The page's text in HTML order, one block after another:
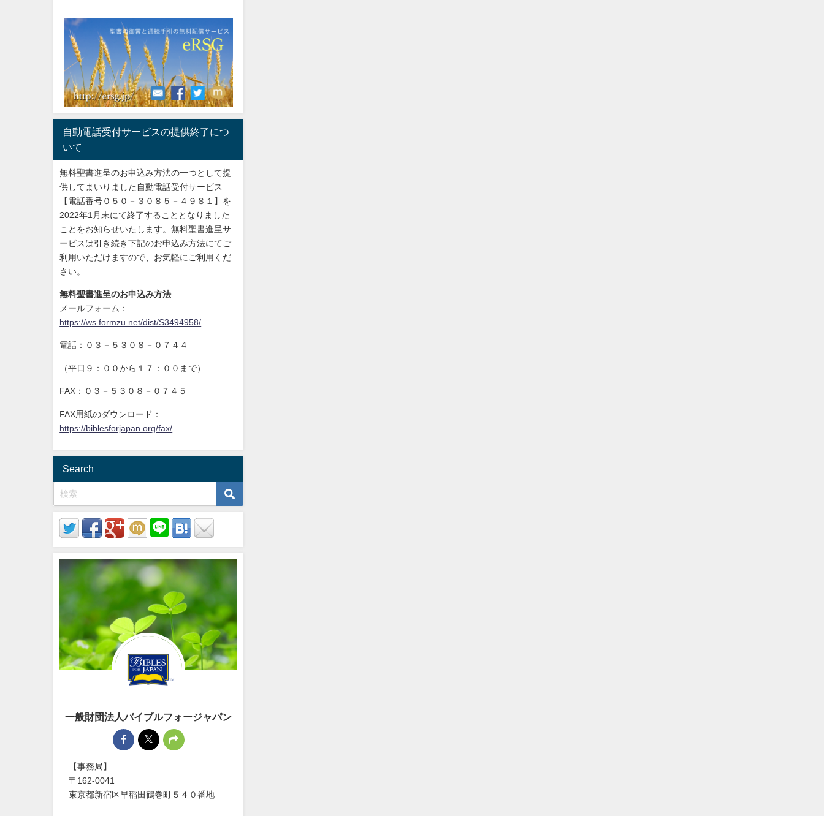
自動電話受付サービスの提供終了につ
いて
無料聖書進呈のお申込み方法の一つとして提
供してまいりました自動電話受付サービス
【電話番号０５０－３０８５－４９８１】を
2022年1月末にて終了することとなりました
ことをお知らせいたします。無料聖書進呈サ
ービスは引き続き下記のお申込み方法にてご
利用いただけますので、お気軽にご利用くだ
さい。
無料聖書進呈のお申込み方法
メールフォーム：
https://ws.formzu.net/dist/S3494958/
電話：０３－５３０８－０７４４
（平日９：００から１７：００まで）
FAX：０３－５３０８－０７４５
FAX用紙のダウンロード：
https://biblesforjapan.org/fax/
Search
一般財団法人バイブルフォージャパン
【事務局】
〒162-0041
東京都新宿区早稲田鶴巻町５４０番地